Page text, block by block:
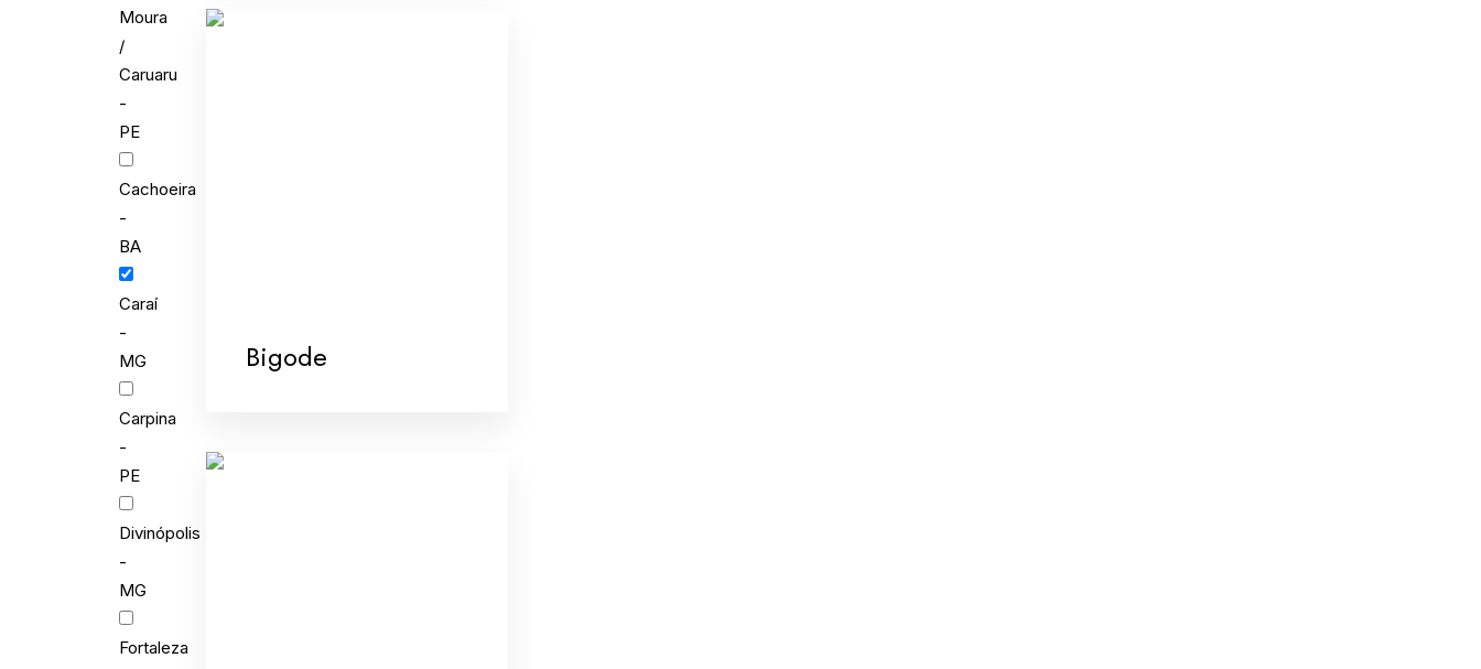
Moura
/
Caruaru
-
PE
Cachoeira
-
BA
Caraí
-
MG
Carpina
-
PE
Divinópolis
-
MG
Fortaleza
Bigode